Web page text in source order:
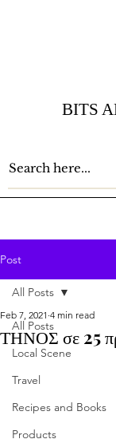
BITS
Post
All Posts
Local Scene
Travel
Recipes and Books
Products
All Posts
ΤΗΝΟΣ σε 25
Feb 7, 2021 4 min read